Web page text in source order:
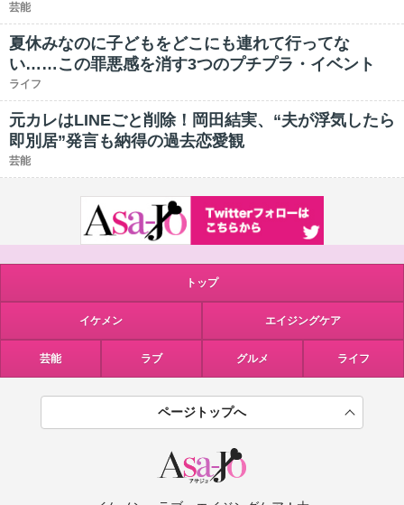
芸能
夏休みなのに子どもをどこにも連れて行ってな
い……この罪悪感を消す3つのプチプラ・イベント
ライフ
元カレはLINEごと削除！岡田結実、“夫が浮気したら
即別居”発言も納得の過去恋愛観
芸能
トップ
イケメン エイジングケア
芸能 ラブ グルメ ライフ
ページトップへ